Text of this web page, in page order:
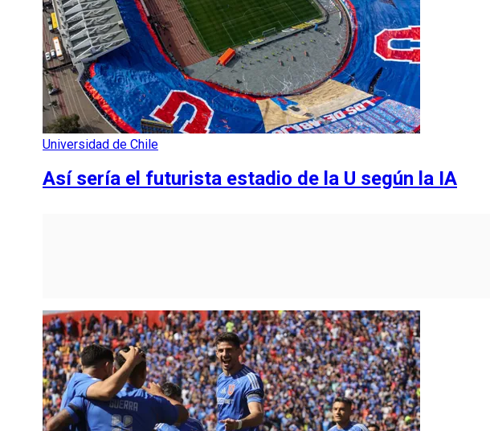
Universidad de Chile
Así sería el futurista estadio de la U según la IA